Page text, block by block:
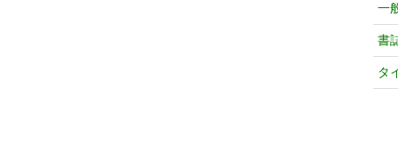
一
書
タ